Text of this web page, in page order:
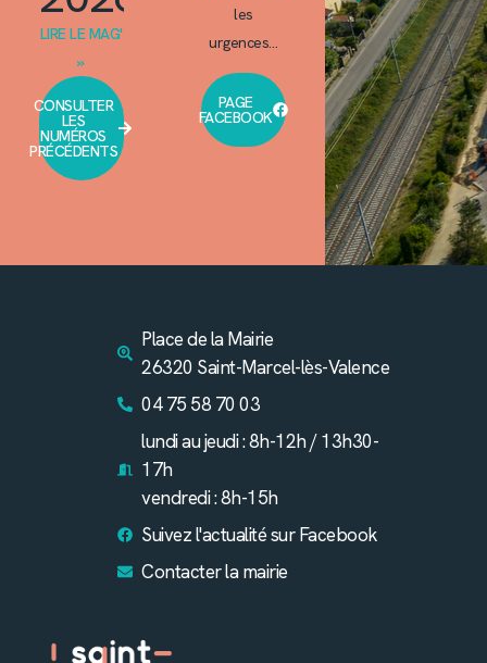
LIRE LE MAG'
»
CONSULTER
LES
NUMÉROS
PRÉCÉDENTS
les
urgences…
PAGE
FACEBOOK
Place de la Mairie
26320 Saint-Marcel-lès-Valence
04 75 58 70 03
lundi au jeudi : 8h-12h / 13h30-
17h
vendredi : 8h-15h
Suivez l'actualité sur Facebook
Contacter la mairie